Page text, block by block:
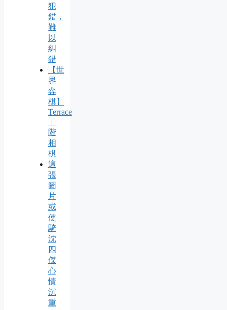
犯
錯，
難
以
糾
錯
【世
界
弈
棋】
Terrace
︱
階
相
棋
這
張
圖
片
或
使
騎
沈
四
傑
心
情
沉
重